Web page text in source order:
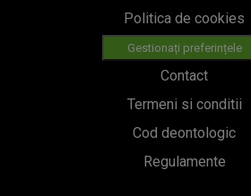
Politica de cookies
Gestionați preferințele
Contact
Termeni si conditii
Cod deontologic
Regulamente